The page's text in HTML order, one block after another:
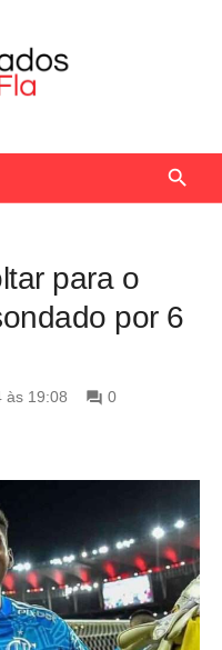
para o
por 6
às 19:08 0